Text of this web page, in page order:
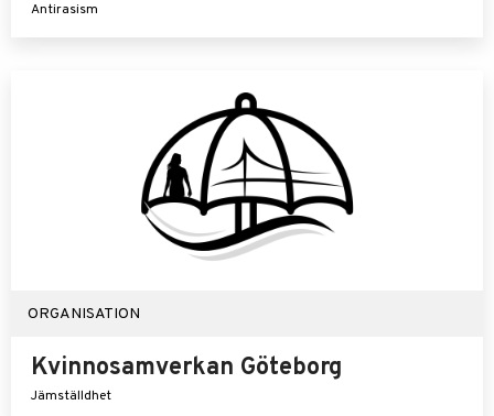
Antirasism
ORGANISATION
Kvinnosamverkan Göteborg
Jämställdhet